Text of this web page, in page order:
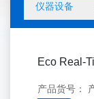
仪器设备
Eco Real-
产品货号：